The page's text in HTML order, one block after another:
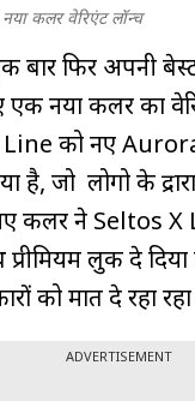
कलर वेरिएंट लॉन्च
बार फिर अपनी
नया कलर का
को नए
है, जो लोगो के
कलर ने Seltos
लुक दे
को मात दे रहा रहा
ADVERTISEMENT